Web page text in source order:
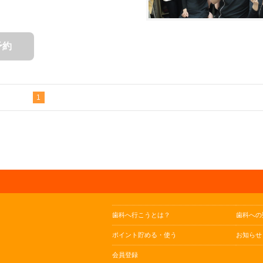
約
1
歯科へ行こうとは？
ポイント貯める・使う
会員登録
歯科へ
お知らせ